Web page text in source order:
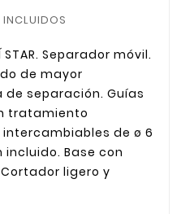
INCLUIDOS
Separador móvil.
de mayor
separación. Guías
tratamiento
de ø 6
incluido. Base con
ligero y